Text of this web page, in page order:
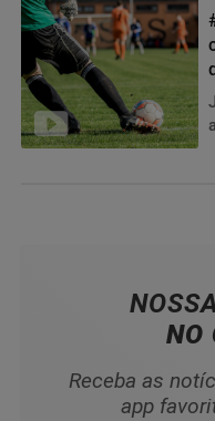
NO
Receba as
app